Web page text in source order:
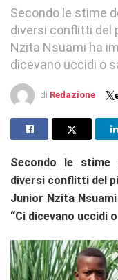
Secondo le stime
diversi conflitti del
Nzita Nsuami ha
dicevano uccidi o
di Redazione
Secondo le stime
diversi conflitti del
Junior Nzita
“Ci dicevano uccidi